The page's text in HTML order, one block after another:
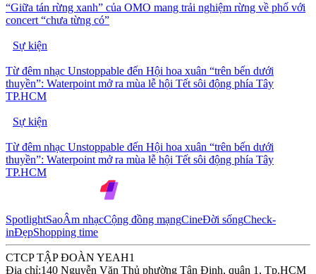
“Giữa tán rừng xanh” của OMO mang trải nghiệm rừng về phố với
concert “chưa từng có”
Sự kiện
Từ đêm nhạc Unstoppable đến Hội hoa xuân “trên bến dưới
thuyền”: Waterpoint mở ra mùa lễ hội Tết sôi động phía Tây
TP.HCM
Sự kiện
Từ đêm nhạc Unstoppable đến Hội hoa xuân “trên bến dưới
thuyền”: Waterpoint mở ra mùa lễ hội Tết sôi động phía Tây
TP.HCM
SpotlightSaoÂm nhạcCộng đồng mạngCineĐời sốngCheck-
inĐẹpShopping time
CTCP TẬP ĐOÀN YEAH1
Địa chỉ:140 Nguyễn Văn Thủ phường Tân Định, quận 1, Tp.HCM